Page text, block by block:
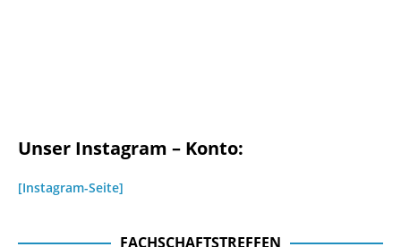
Unser Instagram – Konto:
[Instagram-Seite]
FACHSCHAFTSTREFFEN